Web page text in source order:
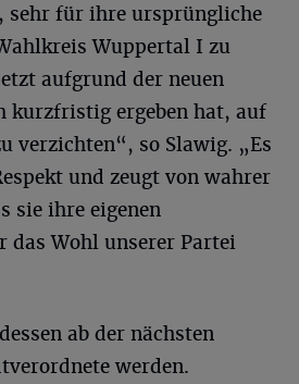
sehr für ihre ursprüngliche
Wuppertal I zu
aufgrund der neuen
kurzfristig ergeben hat, auf
verzichten“, so Slawig. „Es
und zeugt von wahrer
sie ihre eigenen
das Wohl unserer Partei
ab der nächsten
werden.